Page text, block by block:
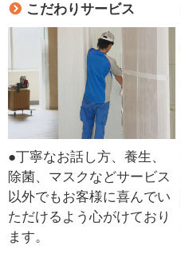
こだわりサービス
●丁寧なお話し方、養生、
除菌、マスクなどサービス
以外でもお客様に喜んでい
ただけるよう心がけており
ます。